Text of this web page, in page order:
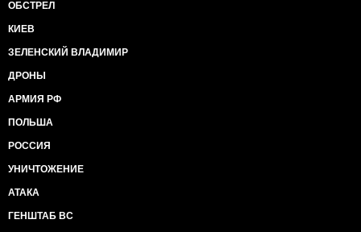
ОБСТРЕЛ
КИЕВ
ЗЕЛЕНСКИЙ ВЛАДИМИР
ДРОНЫ
АРМИЯ РФ
ПОЛЬША
РОССИЯ
УНИЧТОЖЕНИЕ
АТАКА
ГЕНШТАБ ВС